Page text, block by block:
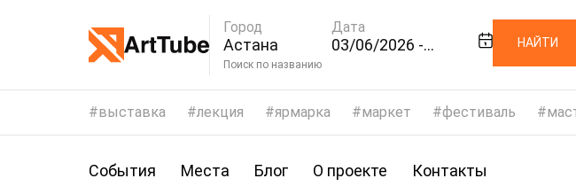
Город
Астана
Дата
03/06/2026 -
Поиск по названию
НАЙТИ
выставка лекция ярмарка маркет фестиваль
События Места Блог О проекте Контакты